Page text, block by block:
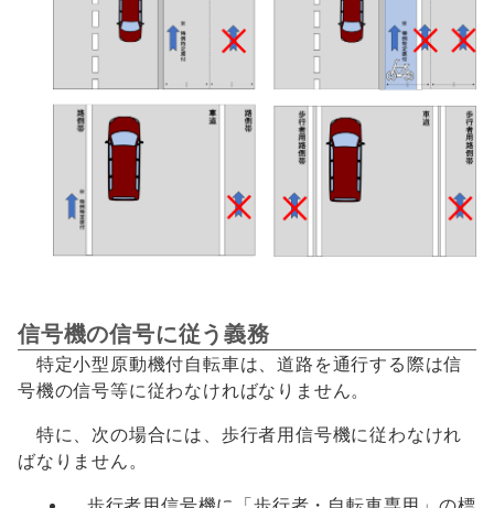
信号機の信号に従う義務
特定小型原動機付自転車は、道路を通行する際は信
号機の信号等に従わなければなりません。
特に、次の場合には、歩行者用信号機に従わなけれ
ばなりません。